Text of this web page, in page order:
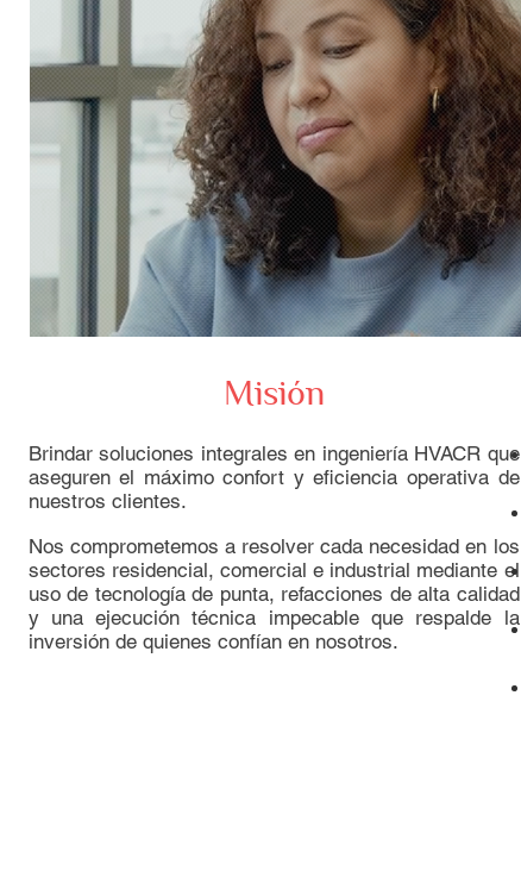
Misión
Brindar soluciones integrales en ingeniería HVACR que
aseguren el máximo confort y eficiencia operativa de
nuestros clientes.
Nos comprometemos a resolver cada necesidad en los
sectores residencial, comercial e industrial mediante el
uso de tecnología de punta, refacciones de alta calidad
y una ejecución técnica impecable que respalde la
inversión de quienes confían en nosotros.